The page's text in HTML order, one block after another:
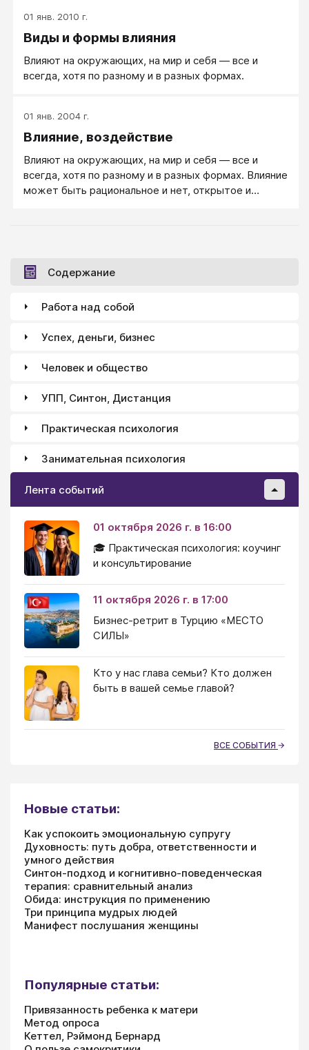
01 янв. 2010 г.
Виды и формы влияния
Влияют на окружающих, на мир и себя — все и
всегда, хотя по разному и в разных формах.
01 янв. 2004 г.
Влияние, воздействие
Влияют на окружающих, на мир и себя — все и
всегда, хотя по разному и в разных формах. Влияние
может быть рациональное и нет, открытое и
Содержание
Работа над собой
Успех, деньги, бизнес
Человек и общество
УПП, Синтон, Дистанция
Практическая психология
Занимательная психология
Лента событий
01 октября 2026 г. в 16:00
🎓 Практическая психология: коучинг
и консультирование
11 октября 2026 г. в 17:00
Бизнес-ретрит в Турцию «МЕСТО
СИЛЫ»
Кто у нас глава семьи? Кто должен
быть в вашей семье главой?
ВСЕ СОБЫТИЯ
Новые статьи:
Как успокоить эмоциональную супругу
Духовность: путь добра, ответственности и
умного действия
Синтон-подход и когнитивно-поведенческая
терапия: сравнительный анализ
Обида: инструкция по применению
Три принципа мудрых людей
Манифест послушания женщины
Популярные статьи:
Привязанность ребенка к матери
Метод опроса
Кеттел, Рэймонд Бернард